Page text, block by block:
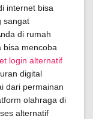
internet bisa
sangat
di rumah
bisa mencoba
login alternatif
digital
dari permainan
olahraga di
alternatif